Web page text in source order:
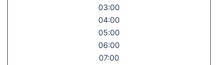
03:00
04:00
05:00
06:00
07:00